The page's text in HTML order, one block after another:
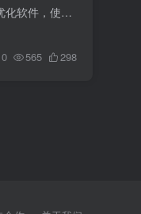
软件介绍： AVG TuneUp是一款德国出品的系统优化软件，使用了AVG TuneUp就能够让您的系统跑的更加流畅、更加好用。能够对系统进行分析、登录硬盘、文件清理、系统加速等等功能。AVG TuneUp平时...
0 565 298